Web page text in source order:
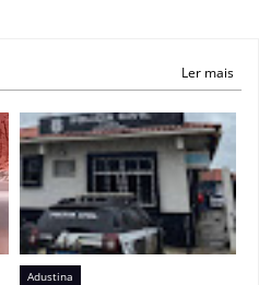
Ler mais
Adustina